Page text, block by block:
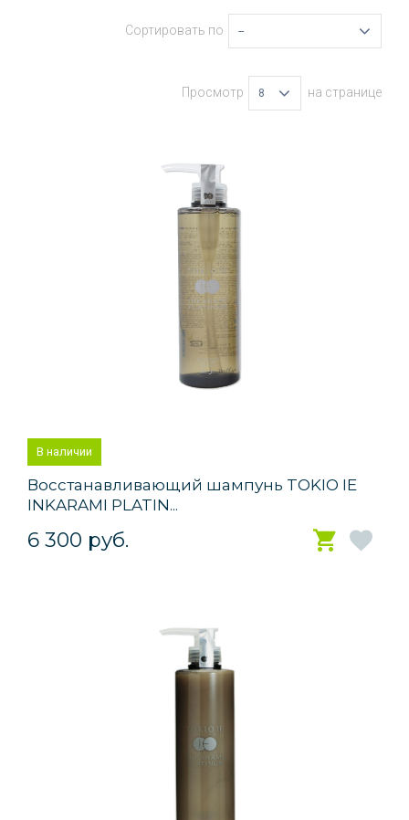
Сортировать по --
Просмотр 8 на странице
В наличии
Восстанавливающий шампунь TOKIO IE
INKARAMI PLATIN...
6 300 руб.